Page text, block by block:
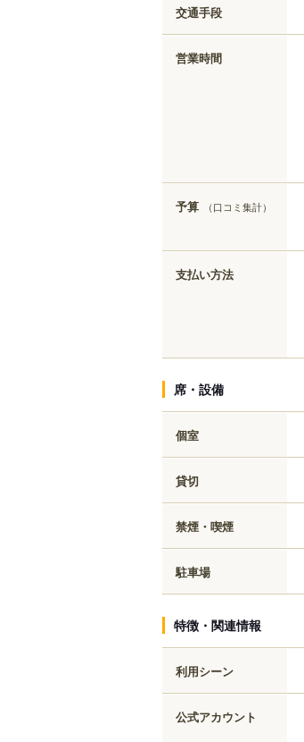
交通手段
営業時間
予算 （口コミ集計）
支払い方法
席・設備
個室
貸切
禁煙・喫煙
駐車場
特徴・関連情報
利用シーン
公式アカウント